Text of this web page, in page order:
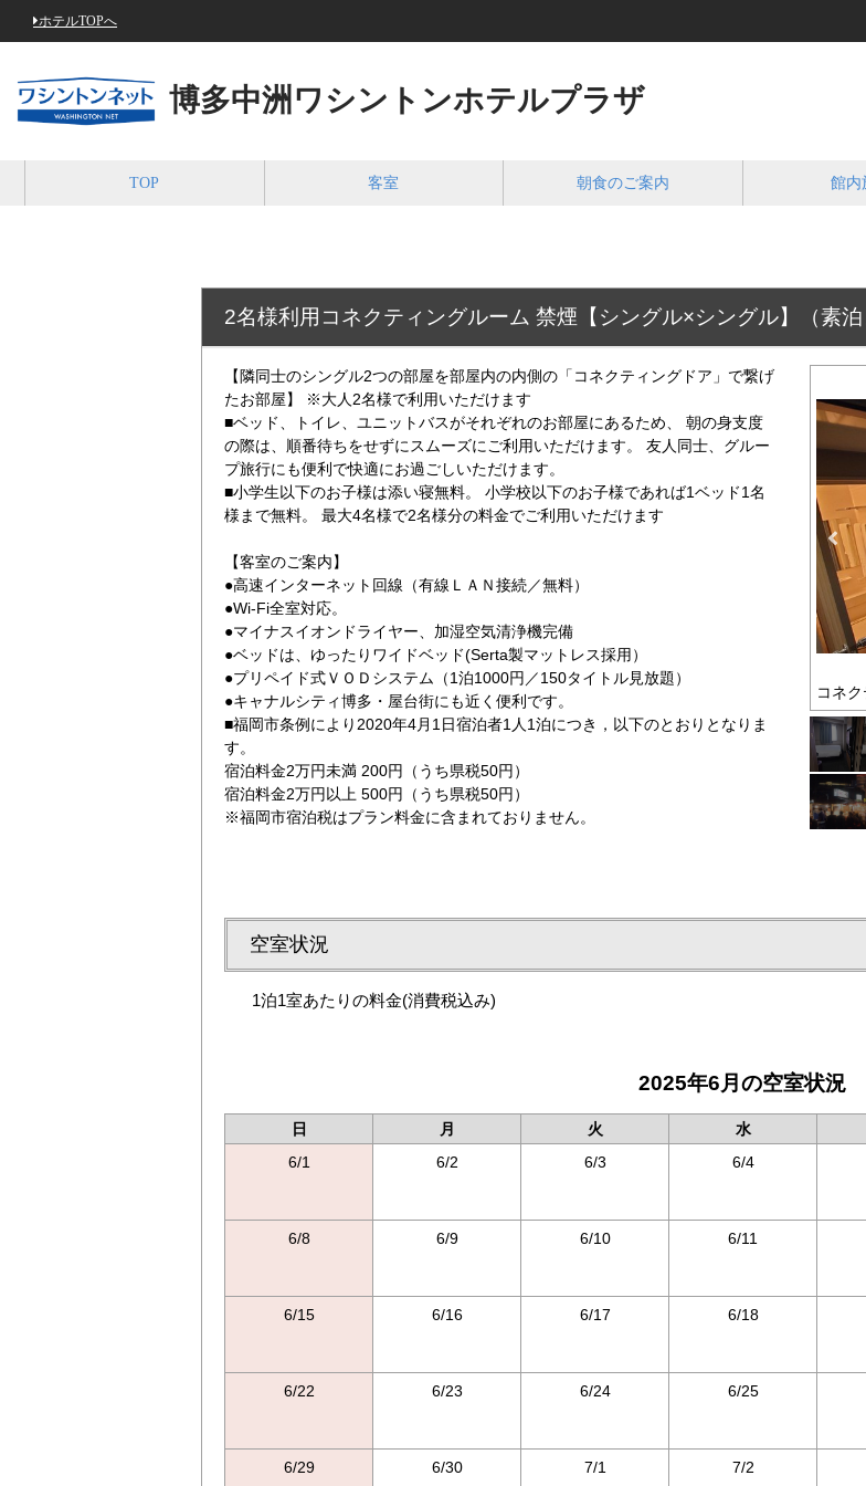
ホテルTOPへ
博多中洲ワシントンホテルプラザ
TOP 客室 朝食のご案内 館内
2名様利用コネクティングルーム 禁煙【シングル×シングル】（素
【隣同士のシングル2つの部屋を部屋内の内側の「コネクティングドア」で繋げ
たお部屋】 ※大人2名様で利用いただけます
■ベッド、トイレ、ユニットバスがそれぞれのお部屋にあるため、 朝の身支度
の際は、順番待ちをせずにスムーズにご利用いただけます。 友人同士、グルー
プ旅行にも便利で快適にお過ごしいただけます。
■小学生以下のお子様は添い寝無料。 小学校以下のお子様であれば1ベッド1名
様まで無料。 最大4名様で2名様分の料金でご利用いただけます
【客室のご案内】
●高速インターネット回線（有線ＬＡＮ接続／無料）
●Wi-Fi全室対応。
●マイナスイオンドライヤー、加湿空気清浄機完備
●ベッドは、ゆったりワイドベッド(Serta製マットレス採用）
●プリペイド式ＶＯＤシステム（1泊1000円／150タイトル見放題）
●キャナルシティ博多・屋台街にも近く便利です。
■福岡市条例により2020年4月1日宿泊者1人1泊につき，以下のとおりとなりま
す。
宿泊料金2万円未満 200円（うち県税50円）
宿泊料金2万円以上 500円（うち県税50円）
※福岡市宿泊税はプラン料金に含まれておりません。
コネクティングルーム コネ
空室状況
1泊1室あたりの料金(消費税込み)
2025年6月の空室状況
日 月 火 水
6/1
6/2 6/3 6/4
6/8 6/9 6/10 6/11
6/15 6/16 6/17 6/18
6/22 6/23 6/24 6/25
6/29 6/30 7/1 7/2